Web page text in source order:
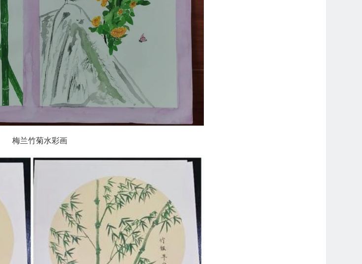
梅兰竹菊水彩画